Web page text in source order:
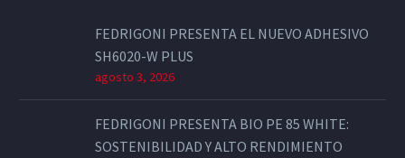
FEDRIGONI PRESENTA EL NUEVO ADHESIVO
SH6020-W PLUS
agosto 3, 2026
FEDRIGONI PRESENTA BIO PE 85 WHITE:
SOSTENIBILIDAD Y ALTO RENDIMIENTO